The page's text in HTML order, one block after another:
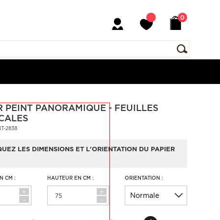
0
PEINT PANORAMIQUE - FEUILLES
2838
LES DIMENSIONS ET L'ORIENTATION DU PAPIER
CM :
+
-
HAUTEUR EN CM :
+
-
ORIENTATION :